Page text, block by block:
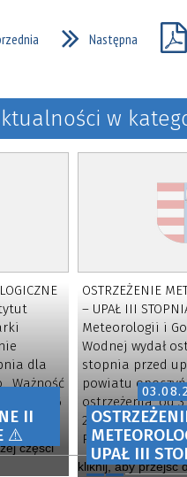
Następna
w
II
⚠️
dla
Ważność
dnia 6
dn
części
UPAŁ III
OSTRZEŻENIE
– UPAŁ III
Meteorologii i
Wodnej wydał
stopnia przed
powiatu
ostrzeżenia: od
20:00) do 6
P
kliknij, aby przejść